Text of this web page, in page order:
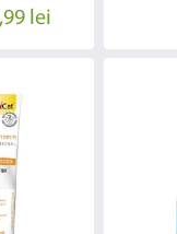
lei